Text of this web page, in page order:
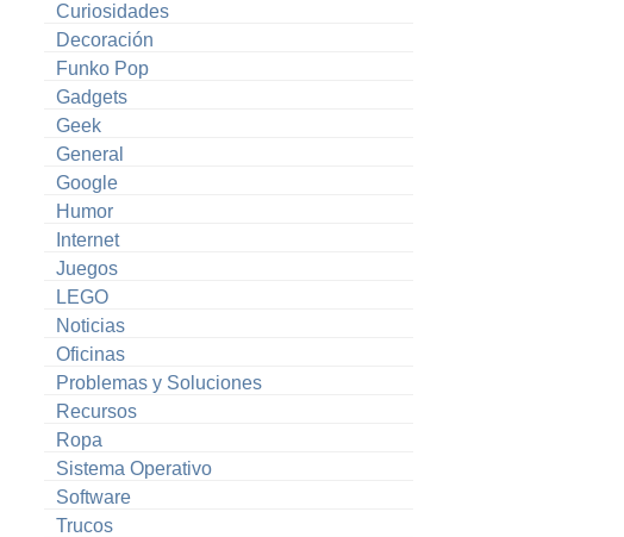
Curiosidades
Decoración
Funko Pop
Gadgets
Geek
General
Google
Humor
Internet
Juegos
LEGO
Noticias
Oficinas
Problemas y Soluciones
Recursos
Ropa
Sistema Operativo
Software
Trucos